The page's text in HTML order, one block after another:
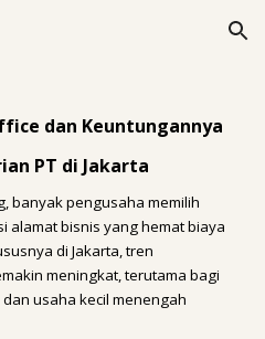
Skip to navigation
dan Keuntungannya
PT di Jakarta
banyak pengusaha memilih
alamat bisnis yang hemat biaya
di Jakarta, tren
meningkat, terutama bagi
dan usaha kecil menengah